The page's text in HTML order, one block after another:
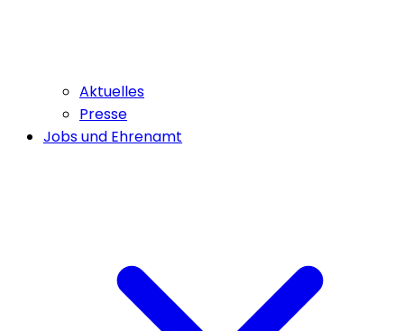
Aktuelles
Presse
Jobs und Ehrenamt